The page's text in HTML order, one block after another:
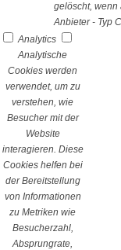
gelöscht, wenn
Anbieter - Typ
Analytics
Analytische
Cookies werden
verwendet, um zu
verstehen, wie
Besucher mit der
Website
interagieren. Diese
Cookies helfen bei
der Bereitstellung
von Informationen
zu Metriken wie
Besucherzahl,
Absprungrate,